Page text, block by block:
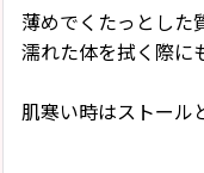
薄めでくたっとした
濡れた体を拭く際に
肌寒い時はストール